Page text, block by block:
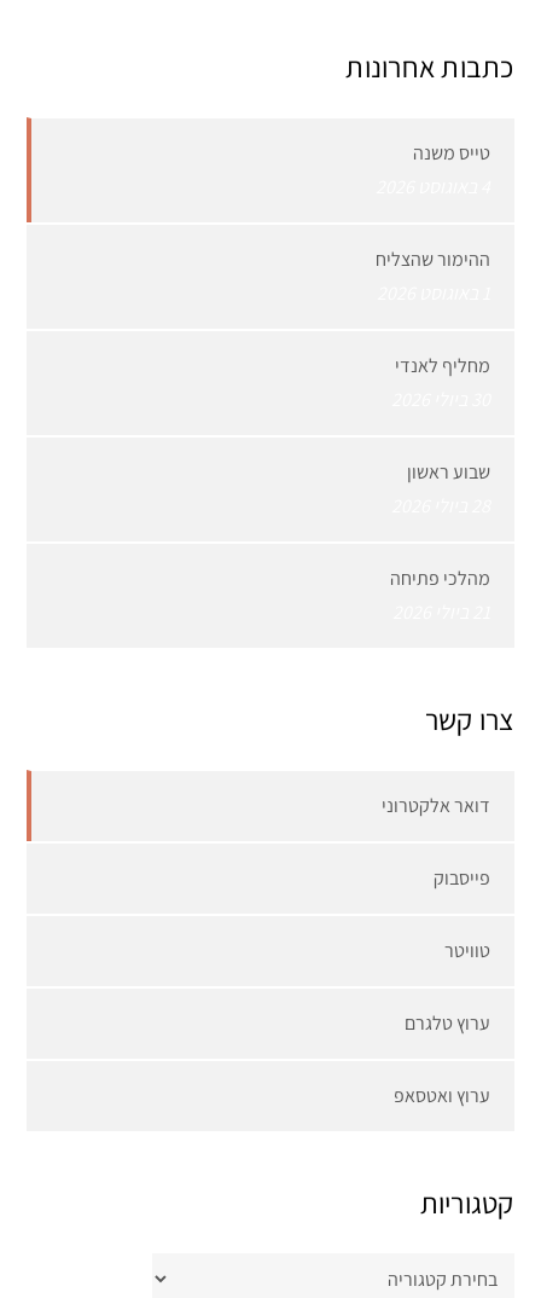
כתבות אחרונות
טייס משנה
ההימור שהצליח
מחליף לאנדי
שבוע ראשון
מהלכי פתיחה
צרו קשר
דואר אלקטרוני
פייסבוק
טוויטר
ערוץ טלגרם
ערוץ ואטסאפ
קטגוריות
קטגוריות